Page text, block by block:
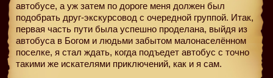
автобусе, а уж затем по дороге меня должен был
подобрать друг-экскурсовод с очередной группой. Итак,
первая часть пути была успешно проделана, выйдя из
автобуса в Богом и людьми забытом малонаселённом
поселке, я стал ждать, когда подъедет автобус с точно
такими же искателями приключений, как и я сам.